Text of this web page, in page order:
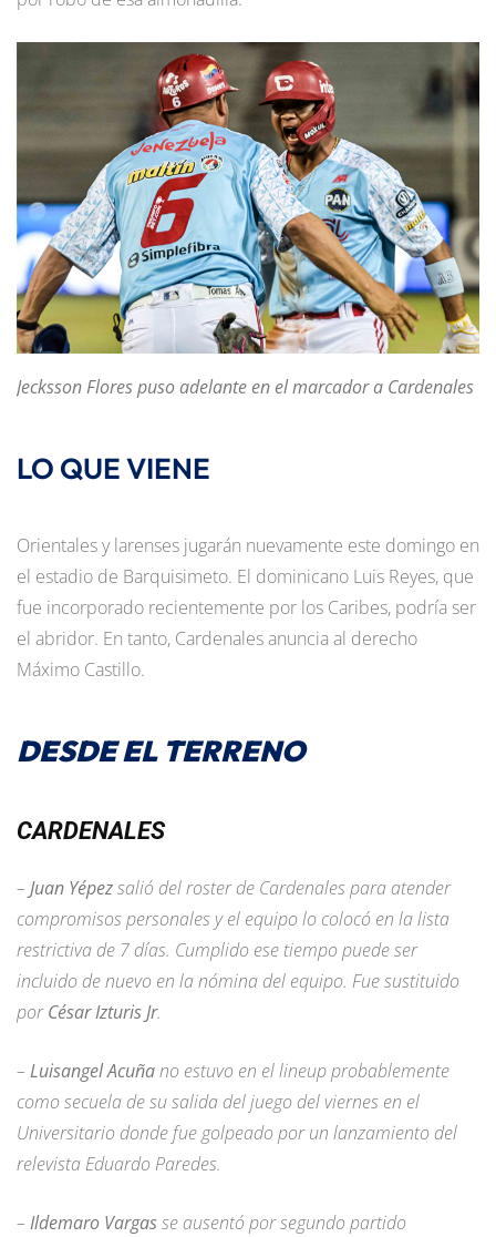
Jecksson Flores puso adelante en el marcador a Cardenales
LO QUE VIENE
Orientales y larenses jugarán nuevamente este domingo en
el estadio de Barquisimeto. El dominicano Luis Reyes, que
fue incorporado recientemente por los Caribes, podría ser
el abridor. En tanto, Cardenales anuncia al derecho
Máximo Castillo.
DESDE EL TERRENO
CARDENALES
– Juan Yépezsalió del roster de Cardenales para atender
compromisos personales y el equipo lo colocó en la lista
restrictiva de 7 días. Cumplido ese tiempo puede ser
incluido de nuevo en la nómina del equipo. Fue sustituido
porCésar Izturis Jr.
– Luisangel Acuñano estuvo en el lineup probablemente
como secuela de su salida del juego del viernes en el
Universitario donde fue golpeado por un lanzamiento del
relevista Eduardo Paredes.
– Ildemaro Vargasse ausentó por segundo partido